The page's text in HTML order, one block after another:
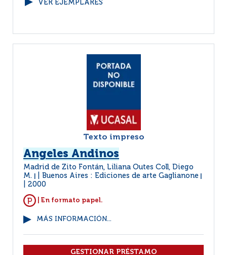
VER EJEMPLARES
Texto impreso
Angeles Andinos
Madrid de Zito Fontán, Liliana Outes Coll, Diego
M.
Buenos Aires : Ediciones de arte Gaglianone
2000
| En formato papel.
MÁS INFORMACIÓN...